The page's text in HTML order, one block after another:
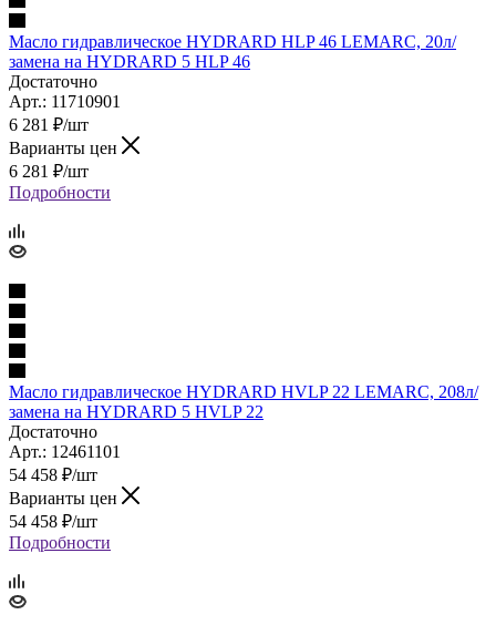
Масло гидравлическое HYDRARD HLP 46 LEMARC, 20л/
замена на HYDRARD 5 HLP 46
Достаточно
Арт.: 11710901
6 281 ₽/шт
Варианты цен
6 281 ₽/шт
Подробности
Масло гидравлическое HYDRARD HVLP 22 LEMARC, 208л/
замена на HYDRARD 5 HVLP 22
Достаточно
Арт.: 12461101
54 458 ₽/шт
Варианты цен
54 458 ₽/шт
Подробности